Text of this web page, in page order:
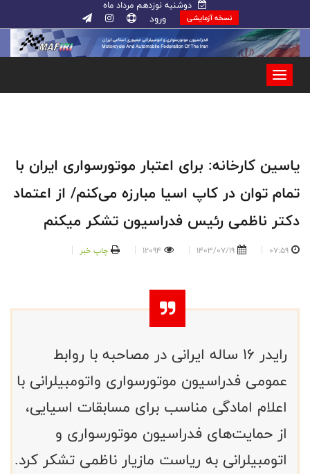
دوشنبه نوزدهم مرداد ماه
نسخه آزمایشی ورود
یاسین کارخانه: برای اعتبار موتورسواری ایران با
تمام توان در کاپ اسیا مبارزه می‌کنم/ از اعتماد
دکتر ناظمی رئیس فدراسیون تشکر میکنم
07:59
1403/07/19
12094 چاپ خبر
رایدر 16 ساله ایرانی در مصاحبه با روابط
عمومی فدراسیون موتورسواری واتومبیلرانی با
اعلام امادگی مناسب برای مسابقات اسیایی،
از حمایت‌های فدراسیون موتورسواری و
اتومبیلرانی به ریاست مازیار ناظمی تشکر کرد.